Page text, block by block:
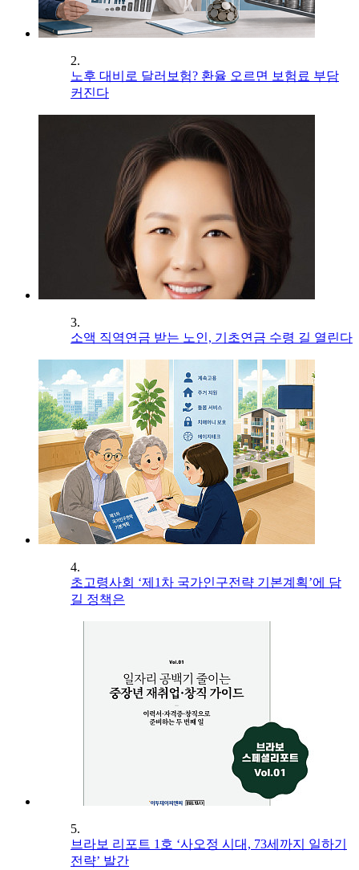
2.
노후 대비로 달러보험? 환율 오르면 보험료 부담
커진다
3.
소액 직역연금 받는 노인, 기초연금 수령 길 열린다
4.
초고령사회 ‘제1차 국가인구전략 기본계획’에 담
길 정책은
5.
브라보 리포트 1호 ‘사오정 시대, 73세까지 일하기
전략’ 발간